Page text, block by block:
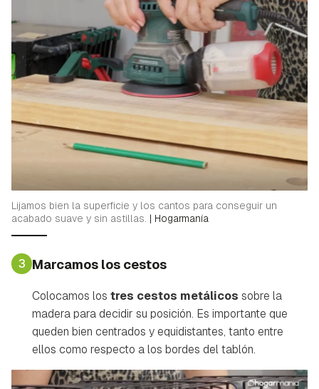
Lijamos bien la superficie y los cantos para conseguir un
acabado suave y sin astillas. | Hogarmanía
3 Marcamos los cestos
Colocamos los tres cestos metálicos sobre la
madera para decidir su posición. Es importante que
queden bien centrados y equidistantes, tanto entre
ellos como respecto a los bordes del tablón.